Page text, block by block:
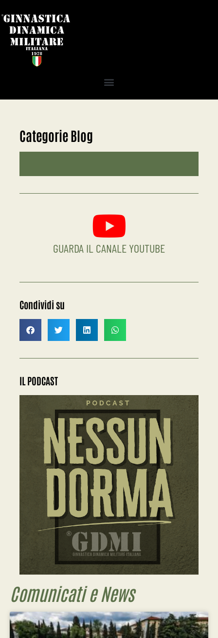
Categorie Blog
GUARDA IL CANALE YOUTUBE
Condividi su
IL PODCAST
Comunicati e News